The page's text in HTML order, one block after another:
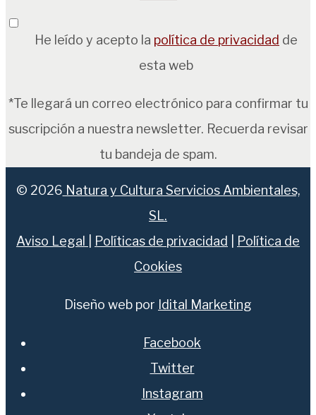
He leído y acepto la política de privacidad de
esta web
*Te llegará un correo electrónico para confirmar tu
suscripción a nuestra newsletter. Recuerda revisar
tu bandeja de spam.
© 2026 Natura y Cultura Servicios Ambientales,
SL.
Aviso Legal
Políticas de privacidad
Política de
Cookies
Diseño web por Idital Marketing
Facebook
Twitter
Instagram